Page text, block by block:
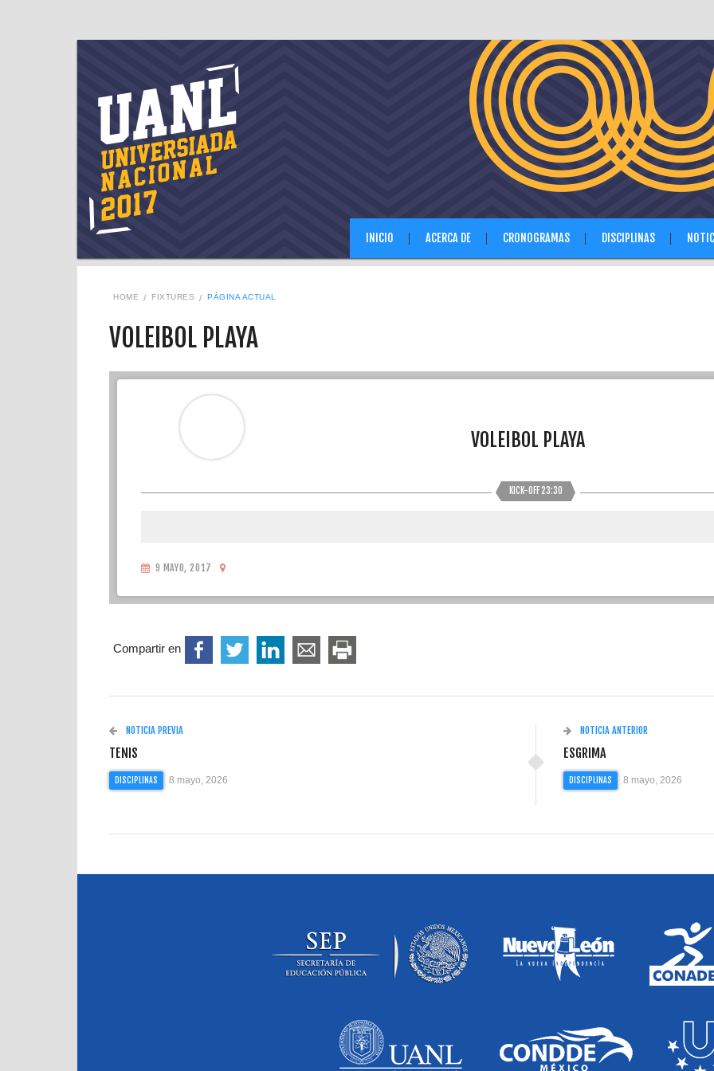
INICIO ACERCA DE CRONOGRAMAS DISCIPLINAS
HOME FIXTURES PÁGINA ACTUAL
VOLEIBOL PLAYA
VOLEIBOL PLAYA
KICK-OFF 23:30
9 MAYO, 2017
Compartir en
NOTICIA PREVIA
TENIS
DISCIPLINAS 8 mayo, 2026
NOTICIA ANTERIOR
ESGRIMA
DISCIPLINAS 8 mayo, 2026